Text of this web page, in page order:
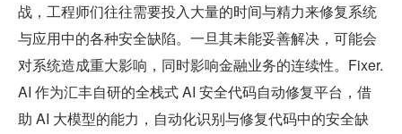
战，工程师们往往需要投入大量的时间与精力来修复系统
与应用中的各种安全缺陷。一旦其未能妥善解决，可能会
对系统造成重大影响，同时影响金融业务的连续性。Fixer.
AI 作为汇丰自研的全栈式 AI 安全代码自动修复平台，借
助 AI 大模型的能力，自动化识别与修复代码中的安全缺